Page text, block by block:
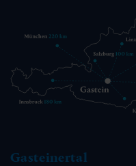
Gasteinertal